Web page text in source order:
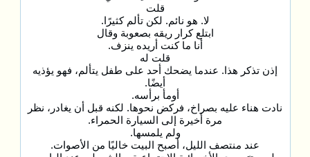
قلت
لا. هو نائم. لكن تألم كثيرًا.
ابتلع كرار ريقه بصعوبة وقال
أنا ما كنت أريده ينزف.
قلت له
إذن تذكر هذا. عندما يضحك أحد على طفل يتألم، فهو يؤذيه
أيضًا.
أومأ برأسه.
نادت هناء عليه بصراخ، فركض نحوها. لكنه قبل أن يغادر، نظر
مرة أخيرة إلى السيارة الحمراء.
ولم يلمسها.
عند منتصف الليل، أصبح البيت خاليًا من الأصوات.